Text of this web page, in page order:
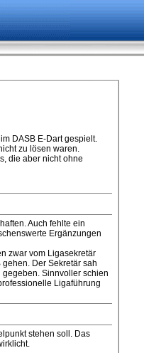
DASB E-Dart gespielt.
zu lösen waren.
die aber nicht ohne
Auch fehlte ein
Ergänzungen
zwar vom Ligasekretär
Der Sekretär sah
Sinnvoller schien
Ligaführung
stehen soll. Das